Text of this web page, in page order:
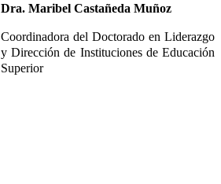
Dra. Maribel Castañeda Muñoz
Coordinadora del Doctorado en Liderazgo
y Dirección de Instituciones de Educación
Superior